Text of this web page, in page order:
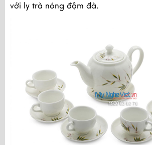
với ly trà nóng đậm đà.